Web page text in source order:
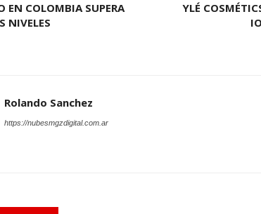
EN COLOMBIA SUPERA
NIVELES
YLÉ
Rolando Sanchez
https://nubesmgzdigital.com.ar